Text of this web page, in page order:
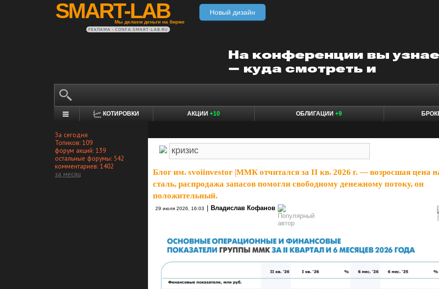
SMART-LAB
Мы делаем деньги на бирже
Новый дизайн
РЕКЛАМА • CONFA.SMART-LAB.RU
КОТИРОВКИ АКЦИИ +10 ОБЛИГАЦИИ +9
За сегодня
Топиков: 109
форум акций: 139
остальные форумы: 542
комментариев: 1402
за месяц
Блог им. svoiinvestor ММК отчитался за II кв. 2026 г. — возросшая цена
сталь, распродажа запасов помогли свободному денежному потоку, он
положительный.
29 июля 2026, 16:03 Владислав Кофанов